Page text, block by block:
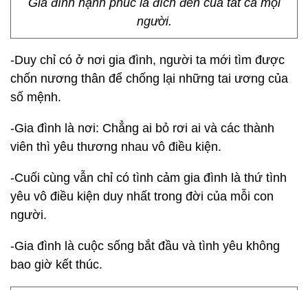
Gia đình hạnh phúc là đích đến của tất cả mọi
người.
-Duy chỉ có ở nơi gia đình, người ta mới tìm được
chốn nương thân để chống lại những tai ương của
số mệnh.
-Gia đình là nơi: Chẳng ai bỏ rơi ai và các thành
viên thì yêu thương nhau vô điều kiện.
-Cuối cùng vẫn chỉ có tình cảm gia đình là thứ tình
yêu vô điều kiện duy nhất trong đời của mỗi con
người.
-Gia đình là cuộc sống bắt đầu và tình yêu không
bao giờ kết thúc.